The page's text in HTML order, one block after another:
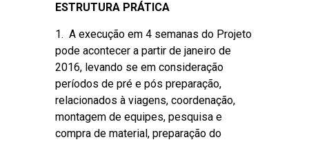
ESTRUTURA PRÁTICA
1. A execução em 4 semanas do Projeto
pode acontecer a partir de janeiro de
2016, levando se em consideração
períodos de pré e pós preparação,
relacionados à viagens, coordenação,
montagem de equipes, pesquisa e
compra de material, preparação do